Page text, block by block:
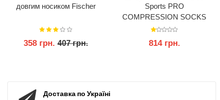
довгим носиком Fischer
358 грн. 407 грн.
Sports PRO
COMPRESSION SOCKS
814 грн.
Доставка по Україні